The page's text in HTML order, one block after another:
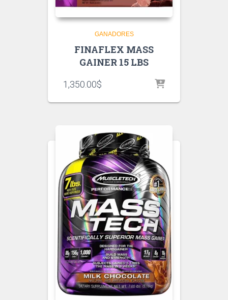
GANADORES
FINAFLEX MASS
GAINER 15 LBS
1,350.00$